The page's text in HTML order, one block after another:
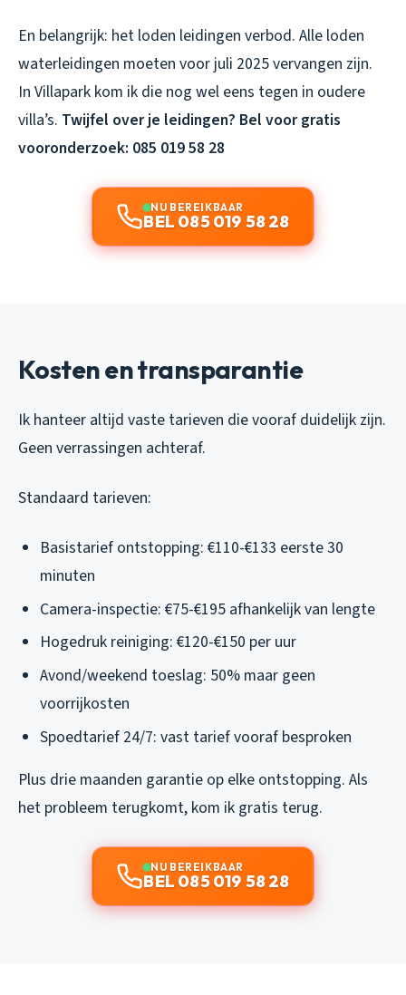
En belangrijk: het loden leidingen verbod. Alle loden
waterleidingen moeten voor juli 2025 vervangen zijn.
In Villapark kom ik die nog wel eens tegen in oudere
villa’s. Twijfel over je leidingen? Bel voor gratis
vooronderzoek: 085 019 58 28
NU BEREIKBAAR
BEL 085 019 58 28
Kosten en transparantie
Ik hanteer altijd vaste tarieven die vooraf duidelijk zijn.
Geen verrassingen achteraf.
Standaard tarieven:
Basistarief ontstopping: €110-€133 eerste 30
minuten
Camera-inspectie: €75-€195 afhankelijk van lengte
Hogedruk reiniging: €120-€150 per uur
Avond/weekend toeslag: 50% maar geen
voorrijkosten
Spoedtarief 24/7: vast tarief vooraf besproken
Plus drie maanden garantie op elke ontstopping. Als
het probleem terugkomt, kom ik gratis terug.
NU BEREIKBAAR
BEL 085 019 58 28